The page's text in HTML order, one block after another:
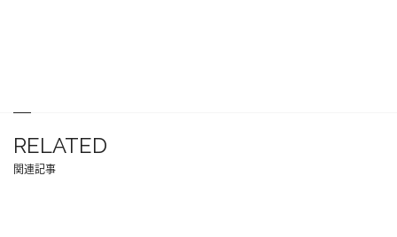
RELATED
関連記事